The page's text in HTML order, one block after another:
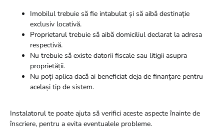
Imobilul trebuie să fie intabulat și să aibă destinație
exclusiv locativă.
Proprietarul trebuie să aibă domiciliul declarat la adresa
respectivă.
Nu trebuie să existe datorii fiscale sau litigii asupra
proprietății.
Nu poți aplica dacă ai beneficiat deja de finanțare pentru
același tip de sistem.
Instalatorul te poate ajuta să verifici aceste aspecte înainte de
înscriere, pentru a evita eventualele probleme.